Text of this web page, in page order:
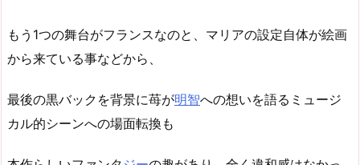
もう1つの舞台がフランスなのと、マリアの設定自体が絵画
から来ている事などから、
最後の黒バックを背景に苺が明智への想いを語るミュージ
カル的シーンへの場面転換も